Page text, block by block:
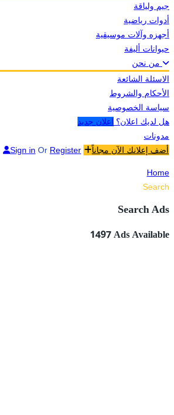
جيم ولياقة
أدوات رياضية
أجهزه وآلات موسيقية
حيوانات أليفة
الاسئلة الشائعة
الأحكام والشروط
سياسة الخصوصية
هل لديك اعلان؟ اعلان جديد
مدونات
Sign in Or Register أضف إعلانك الآن مجاناً
Home
Search
Search Ads
1497Ads Available